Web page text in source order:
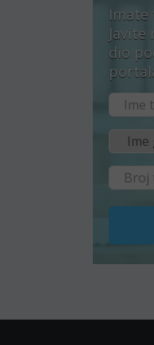
Javite
dio